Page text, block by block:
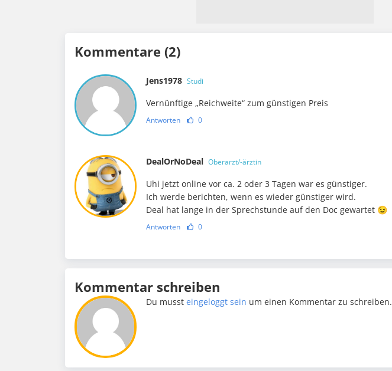
Kommentare (2)
Jens1978 Studi
Vernünftige „Reichweite“ zum günstigen Preis
Antworten 0
DealOrNoDeal Oberarzt/-ärztin
Uhi jetzt online vor ca. 2 oder 3 Tagen war es günstiger.
Ich werde berichten, wenn es wieder günstiger wird.
Deal hat lange in der Sprechstunde auf den Doc gewartet 😉
Antworten 0
Kommentar schreiben
Du mussteingeloggt sein um einen Kommentar zu schreiben.